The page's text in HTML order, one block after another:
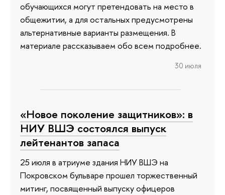
обучающихся могут претендовать на место в
общежитии, а для остальных предусмотрены
альтернативные варианты размещения. В
материале рассказываем обо всем подробнее.
30 июля
«Новое поколение защитников»: в
НИУ ВШЭ состоялся выпуск
лейтенантов запаса
25 июля в атриуме здания НИУ ВШЭ на
Покровском бульваре прошел торжественный
митинг, посвященный выпуску офицеров